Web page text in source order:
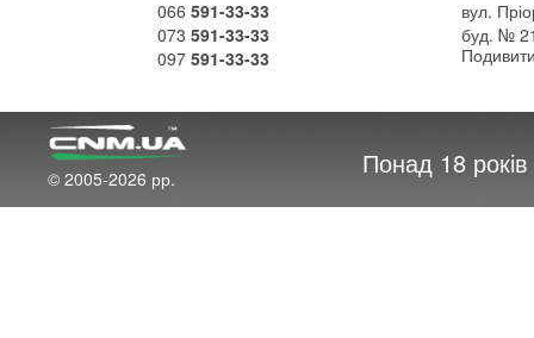
066 591-33-33
073 591-33-33
097 591-33-33
вул.
буд. №
Понад 18
© 2005-2026 рр.